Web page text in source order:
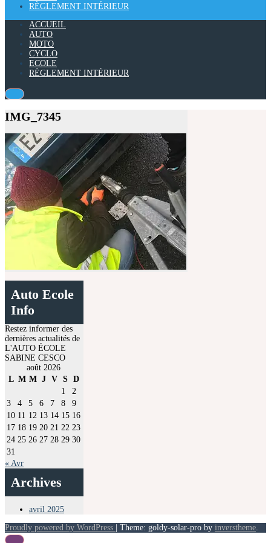
RÈGLEMENT INTÉRIEUR
ACCUEIL
AUTO
MOTO
CYCLO
ECOLE
RÈGLEMENT INTÉRIEUR
IMG_7345
Auto Ecole
Info
Restez informer des
dernières actualités de
L'AUTO ÉCOLE
SABINE CESCO
août 2026
L M M J V S D
1
2
3
4 5 6 7 8
9
10 11 12 13 14 15 16
17 18 19 20 21 22 23
24 25 26 27 28 29 30
31
« Avr
Archives
avril 2025
Proudly powered by WordPress
Theme: goldy-solar-pro by inverstheme.